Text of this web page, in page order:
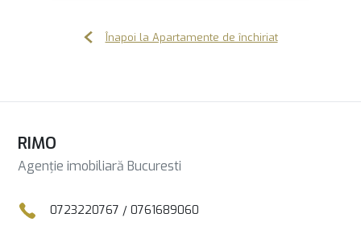
Înapoi la Apartamente de închiriat
RIMO
Agenție imobiliară Bucuresti
0723220767 / 0761689060